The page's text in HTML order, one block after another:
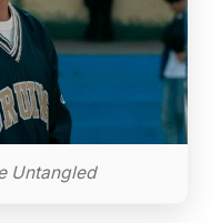
Untangled